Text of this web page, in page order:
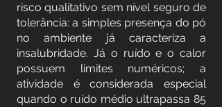
risco qualitativo sem nível seguro de
tolerância: a simples presença do pó
no ambiente já caracteriza a
insalubridade. Já o ruído e o calor
possuem limites numéricos; a
atividade é considerada especial
quando o ruído médio ultrapassa 85